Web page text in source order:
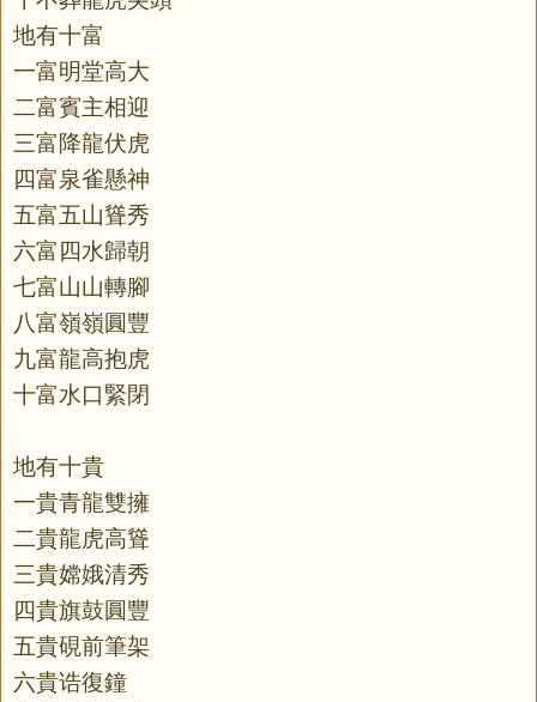
地有十富
一富明堂高大
二富賓主相迎
三富降龍伏虎
四富泉雀懸神
五富五山聳秀
六富四水歸朝
七富山山轉腳
八富嶺嶺圓豐
九富龍高抱虎
十富水口緊閉
地有十貴
一貴青龍雙擁
二貴龍虎高聳
三貴嫦娥清秀
四貴旗鼓圓豐
五貴硯前筆架
六貴诰復鐘